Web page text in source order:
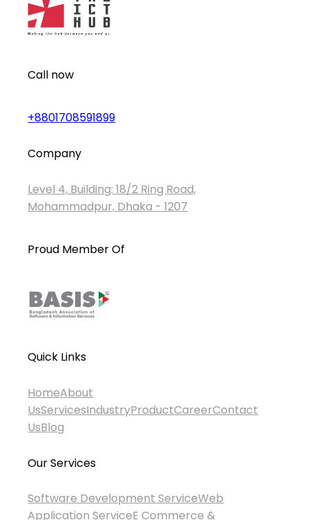
Call now
+8801708591899
Company
Level 4, Building: 18/2 Ring Road,
Mohammadpur, Dhaka - 1207
Proud Member Of
Quick Links
HomeAbout
UsServicesIndustryProductCareerContact
UsBlog
Our Services
Software Development ServiceWeb
Application ServiceE Commerce &